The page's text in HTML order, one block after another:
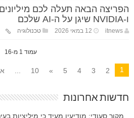
ו-NVIDIA שיגן על ה-AI שלכם
itnews 12 במאי 2026 טכנולוגיה
עמוד 1 מ-16
1
2
3
4
5
»
10
...
חדשות אחרונות
מקור סעודי: מודיעין מעיד כי מיליציות